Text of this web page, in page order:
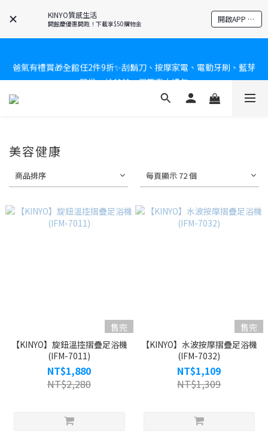
KINYO質感生活
開館慶優惠開跑！下載享$50購物金 開啟APP 享隱藏優惠
新會員送$100購物金✨再享消費回饋無極限
爸氣有禮賞🎁全館任2件9折✨刮鬍刀、按摩家電、電動牙刷、藍芽
耳機🎀給爸爸一個驚喜大禮包
炎熱夏日救星☀️秒凍扇登場💙半導體製冷 x 微米級冰霧，一秒開
新會員送$100購物金✨再享消費回饋無極限
美容健康
商品排序 每頁顯示 72 個
售完
【KINYO】旋鈕溫控摺疊足浴機
(IFM-7011)
NT$1,880
NT$2,280
售完
【KINYO】水波按摩摺疊足浴機
(IFM-7032)
NT$1,109
NT$1,309